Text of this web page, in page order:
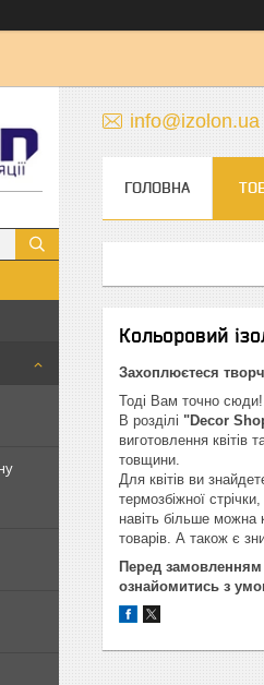
info@izolon.ua
ГОЛОВНА
Кольоровий
Захоплюєтеся
Тоді Вам точно сюди!
В розділі "Decor
виготовлення квітів
товщини.
Для квітів ви
термозбіжної
навіть більше можна
товарів. А також є
Перед замовленням
ознайомитись з